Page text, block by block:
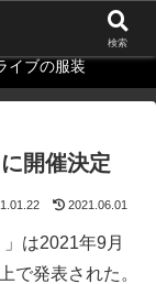
イブの服装
開催決定
2021.06.01
は2021年9月
で発表された。
検索